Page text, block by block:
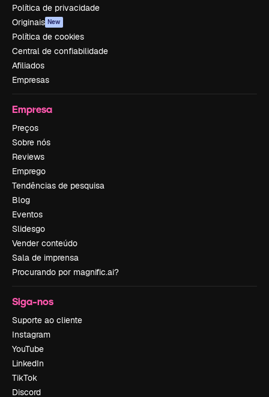
Política de privacidade
Originais New
Política de cookies
Central de confiabilidade
Afiliados
Empresas
Empresa
Preços
Sobre nós
Reviews
Emprego
Tendências de pesquisa
Blog
Eventos
Slidesgo
Vender conteúdo
Sala de imprensa
Procurando por magnific.ai?
Siga-nos
Suporte ao cliente
Instagram
YouTube
LinkedIn
TikTok
Discord